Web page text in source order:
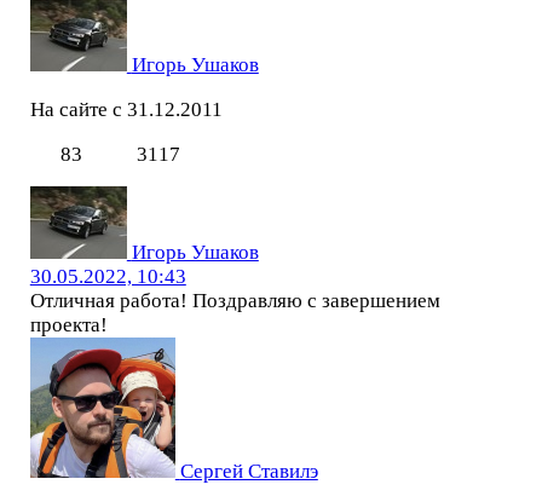
Игорь Ушаков
На сайте с 31.12.2011
83
3117
Игорь Ушаков
30.05.2022, 10:43
Отличная работа! Поздравляю с завершением
проекта!
Сергей Ставилэ